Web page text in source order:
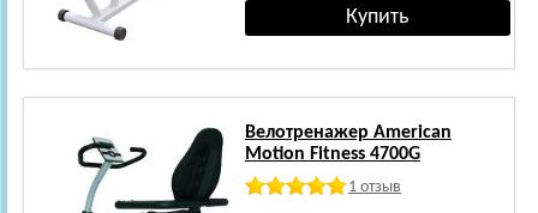
Велотренажер American
Motion Fitness 4700G
1 отзыв